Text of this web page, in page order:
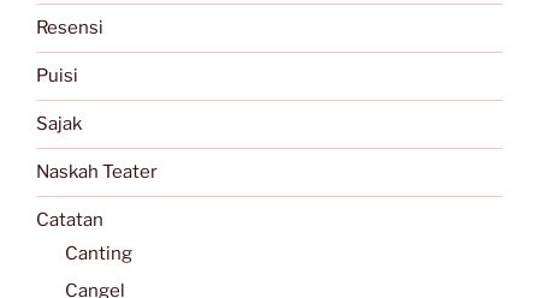
Resensi
Puisi
Sajak
Naskah Teater
Catatan
Canting
Cangel